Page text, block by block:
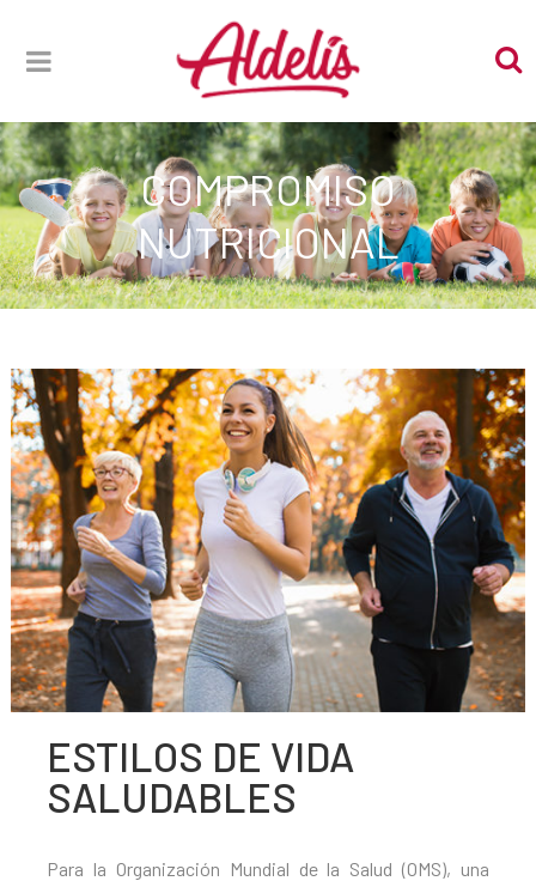
COMPROMISO
NUTRICIONAL
ESTILOS DE VIDA
SALUDABLES
Para la Organización Mundial de la Salud (OMS), una